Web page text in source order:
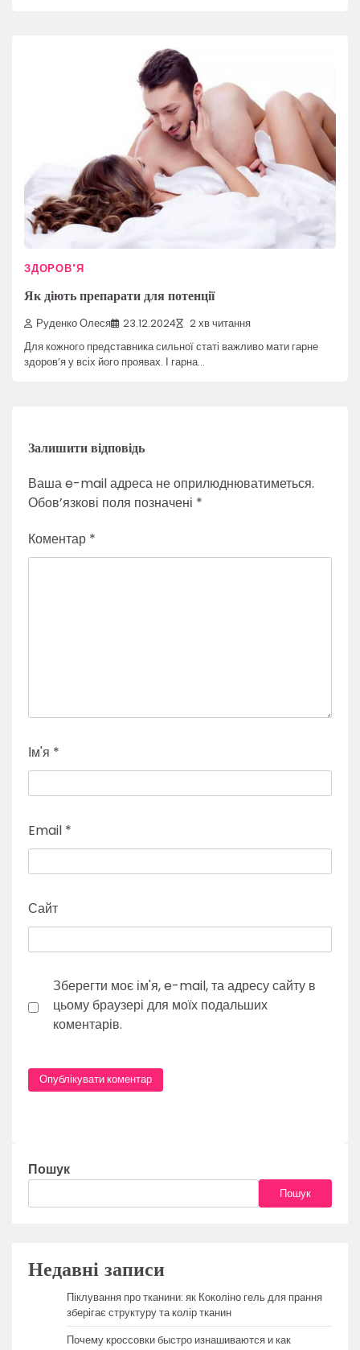
ЗДОРОВ'Я
Як діють препарати для потенції
Руденко Олеся 23.12.2024 2 хв читання
Для кожного представника сильної статі важливо мати гарне
здоров’я у всіх його проявах. І гарна…
Залишити відповідь
Ваша e-mail адреса не оприлюднюватиметься.
Обов’язкові поля позначені *
Коментар *
Ім'я *
Email *
Сайт
Зберегти моє ім'я, e-mail, та адресу сайту в
цьому браузері для моїх подальших
коментарів.
Пошук
Пошук
Недавні записи
Піклування про тканини: як Коколіно гель для прання
зберігає структуру та колір тканин
Почему кроссовки быстро изнашиваются и как